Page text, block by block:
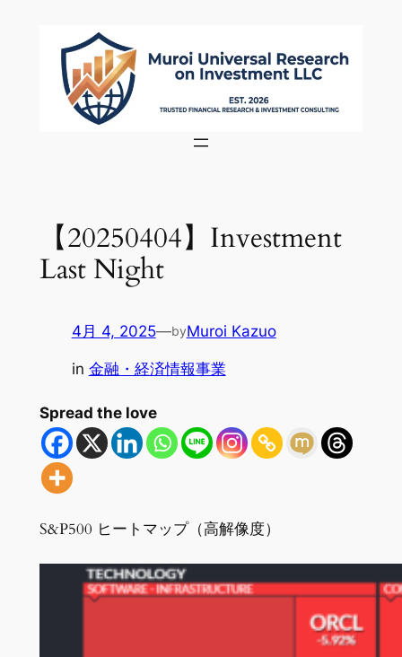
【20250404】Investment
Last Night
4月 4, 2025—byMuroi Kazuo
in 金融・経済情報事業
Spread the love
S&P500 ヒートマップ（高解像度）